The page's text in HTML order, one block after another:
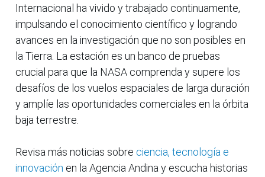
Internacional ha vivido y trabajado continuamente,
impulsando el conocimiento científico y logrando
avances en la investigación que no son posibles en
la Tierra. La estación es un banco de pruebas
crucial para que la NASA comprenda y supere los
desafíos de los vuelos espaciales de larga duración
y amplíe las oportunidades comerciales en la órbita
baja terrestre.
Revisa más noticias sobre ciencia, tecnología e
innovación en la Agencia Andina y escucha historias